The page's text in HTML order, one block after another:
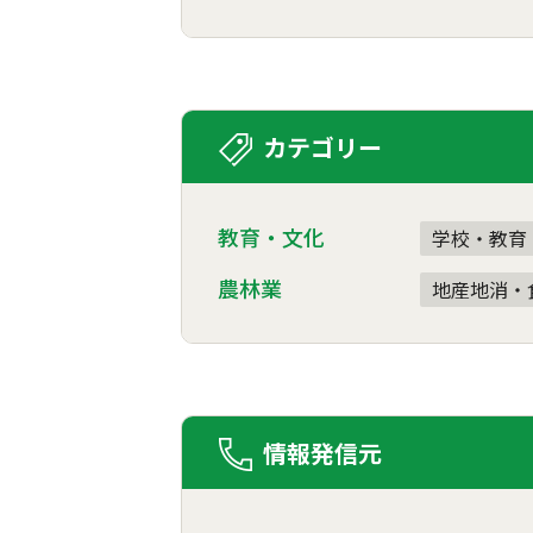
カテゴリー
教育・文化 学校・教育
農林業 地産地消・
情報発信元